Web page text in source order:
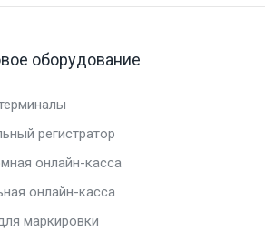
оборудование
регистратор
онлайн-касса
онлайн-касса
маркировки